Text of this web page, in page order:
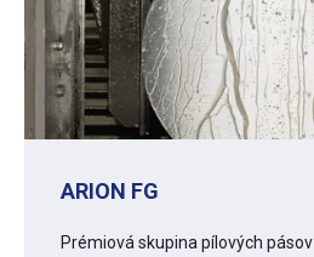
ARION FG
Prémiová skupina pílových pásov